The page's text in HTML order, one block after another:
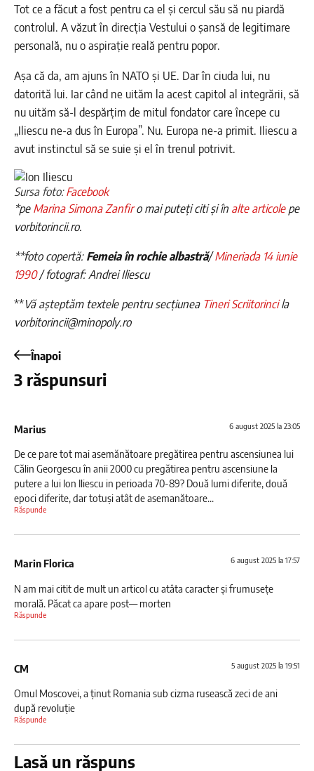
Tot ce a făcut a fost pentru ca el și cercul său să nu piardă
controlul. A văzut în direcția Vestului o șansă de legitimare
personală, nu o aspirație reală pentru popor.
Așa că da, am ajuns în NATO și UE. Dar în ciuda lui, nu
datorită lui. Iar când ne uităm la acest capitol al integrării, să
nu uităm să-l despărțim de mitul fondator care începe cu
„Iliescu ne-a dus în Europa”. Nu. Europa ne-a primit. Iliescu a
avut instinctul să se suie și el în trenul potrivit.
Sursa foto:Facebook
*peMarina Simona Zanfiro mai puteți citi și în alte articolepe
vorbitorincii.ro.
**foto copertă:Femeia în rochie albastră/Mineriada 14 iunie
1990/ fotograf: Andrei Iliescu
**Vă așteptăm textele pentru secțiunea Tineri Scriitorincila
vorbitorincii@minopoly.ro
Înapoi
3 răspunsuri
Marius 6 august 2025 la 23:05
De ce pare tot mai asemănătoare pregătirea pentru ascensiunea lui
Călin Georgescu în anii 2000 cu pregătirea pentru ascensiune la
putere a lui Ion Iliescu in perioada 70-89? Două lumi diferite, două
epoci diferite, dar totuși atât de asemanătoare…
Răspunde
Marin Florica 6 august 2025 la 17:57
N am mai citit de mult un articol cu atâta caracter și frumusețe
morală. Păcat ca apare post— morten
Răspunde
CM 5 august 2025 la 19:51
Omul Moscovei, a ținut Romania sub cizma rusească zeci de ani
după revoluție
Răspunde
Lasă un răspuns